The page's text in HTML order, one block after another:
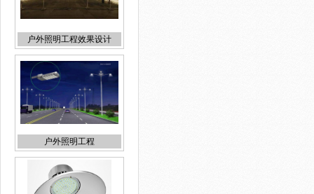
户外照明工程